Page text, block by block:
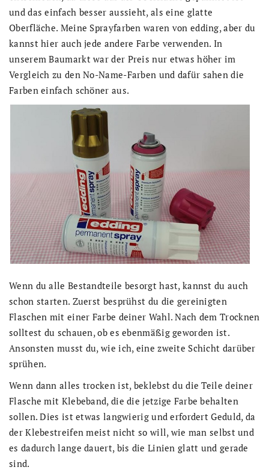
und das einfach besser aussieht, als eine glatte
Oberfläche. Meine Sprayfarben waren von edding, aber du
kannst hier auch jede andere Farbe verwenden. In
unserem Baumarkt war der Preis nur etwas höher im
Vergleich zu den No-Name-Farben und dafür sahen die
Farben einfach schöner aus.
Wenn du alle Bestandteile besorgt hast, kannst du auch
schon starten. Zuerst besprühst du die gereinigten
Flaschen mit einer Farbe deiner Wahl. Nach dem Trocknen
solltest du schauen, ob es ebenmäßig geworden ist.
Ansonsten musst du, wie ich, eine zweite Schicht darüber
sprühen.
Wenn dann alles trocken ist, beklebst du die Teile deiner
Flasche mit Klebeband, die die jetzige Farbe behalten
sollen. Dies ist etwas langwierig und erfordert Geduld, da
der Klebestreifen meist nicht so will, wie man selbst und
es dadurch lange dauert, bis die Linien glatt und gerade
sind.